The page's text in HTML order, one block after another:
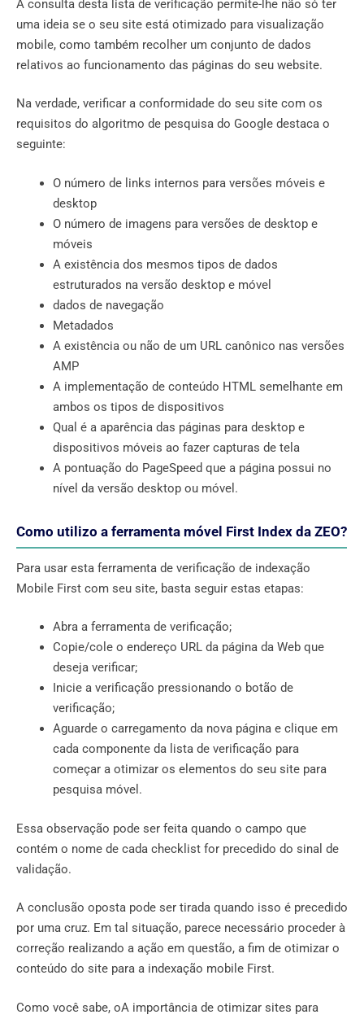
A consulta desta lista de verificação permite-lhe não só ter
uma ideia se o seu site está otimizado para visualização
mobile, como também recolher um conjunto de dados
relativos ao funcionamento das páginas do seu website.
Na verdade, verificar a conformidade do seu site com os
requisitos do algoritmo de pesquisa do Google destaca o
seguinte:
O número de links internos para versões móveis e
desktop
O número de imagens para versões de desktop e
móveis
A existência dos mesmos tipos de dados
estruturados na versão desktop e móvel
dados de navegação
Metadados
A existência ou não de um URL canônico nas versões
AMP
A implementação de conteúdo HTML semelhante em
ambos os tipos de dispositivos
Qual é a aparência das páginas para desktop e
dispositivos móveis ao fazer capturas de tela
A pontuação do PageSpeed ​​que a página possui no
nível da versão desktop ou móvel.
Como utilizo a ferramenta móvel First Index da ZEO?
Para usar esta ferramenta de verificação de indexação
Mobile First com seu site, basta seguir estas etapas:
Abra a ferramenta de verificação;
Copie/cole o endereço URL da página da Web que
deseja verificar;
Inicie a verificação pressionando o botão de
verificação;
Aguarde o carregamento da nova página e clique em
cada componente da lista de verificação para
começar a otimizar os elementos do seu site para
pesquisa móvel.
Essa observação pode ser feita quando o campo que
contém o nome de cada checklist for precedido do sinal de
validação.
A conclusão oposta pode ser tirada quando isso é precedido
por uma cruz. Em tal situação, parece necessário proceder à
correção realizando a ação em questão, a fim de otimizar o
conteúdo do site para a indexação mobile First.
Como você sabe, oA importância de otimizar sites para